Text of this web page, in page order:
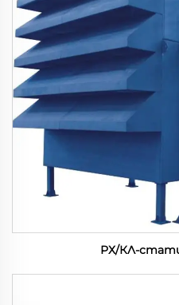
РХ/КЛ-